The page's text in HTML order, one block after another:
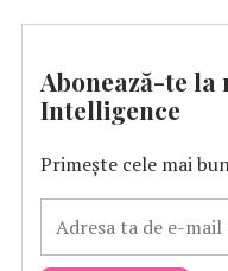
Abonează-te
Intelligence
Primește cele mai